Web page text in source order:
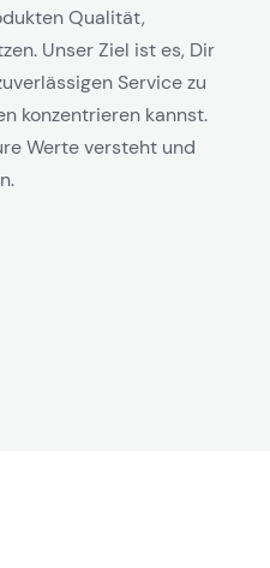
Qualität,
Unser Ziel ist es, Dir
Service zu
konzentrieren kannst.
Werte versteht und